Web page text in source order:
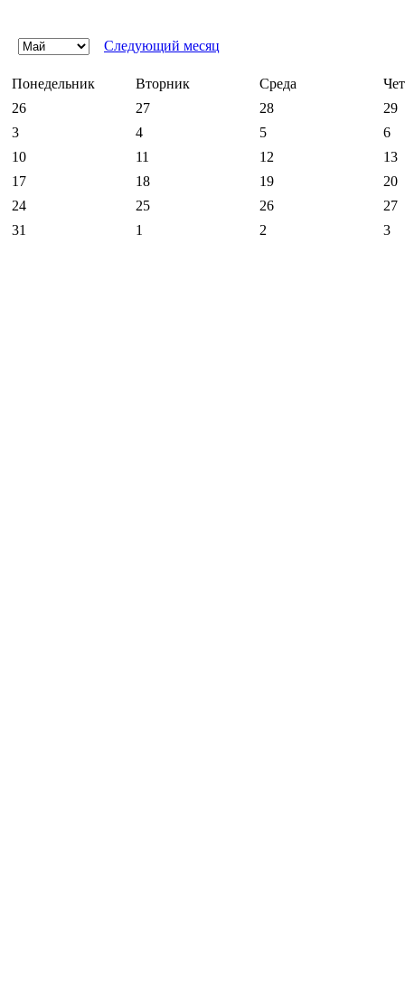
Следующий месяц
Понедельник Вторник Среда
26
27 28
29
3
4 5
6
10
11 12
13
17
18 19
20
24
25 26
27
31
1 2 3